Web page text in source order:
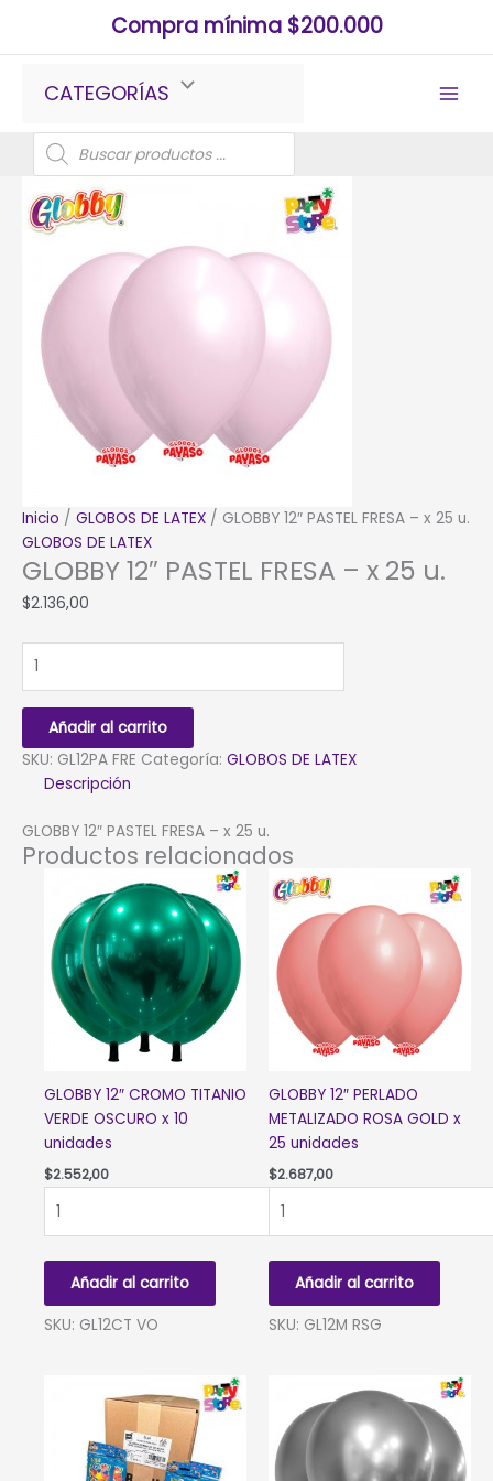
contenido
Compra mínima $200.000
CATEGORÍAS
Búsqueda
de
productos
Inicio / GLOBOS DE LATEX / GLOBBY 12″ PASTEL FRESA – x 25 u.
GLOBOS DE LATEX
GLOBBY 12″ PASTEL FRESA – x 25 u.
$2.136,00
12"
FRESA
-
u.
cantidad
Añadir al carrito
SKU: GL12PA FRE Categoría: GLOBOS DE LATEX
Descripción
GLOBBY 12″ PASTEL FRESA – x 25 u.
Productos relacionados
GLOBBY 12″ CROMO TITANIO
VERDE OSCURO x 10
unidades
$2.552,00
12"
VERDE
OSCURO
Añadir al carrito
SKU: GL12CT VO
GLOBBY 12″ PERLADO
METALIZADO ROSA GOLD x
25 unidades
$2.687,00
12"
METALIZADO
ROSA
GOLD
cantidad
Añadir al carrito
SKU: GL12M RSG